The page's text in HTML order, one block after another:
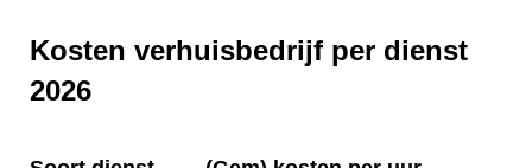
Kosten verhuisbedrijf per dienst
2026